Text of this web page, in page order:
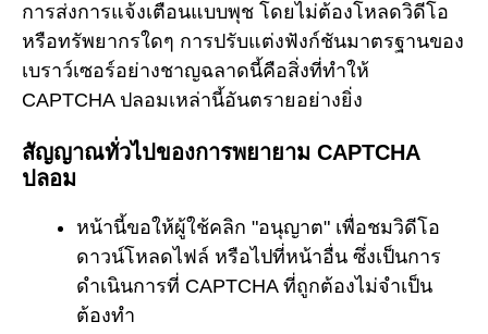
การส่งการแจ้งเตือนแบบพุช โดยไม่ต้องโหลดวิดีโอ
หรือทรัพยากรใดๆ การปรับแต่งฟังก์ชันมาตรฐานของ
เบราว์เซอร์อย่างชาญฉลาดนี้คือสิ่งที่ทำให้
CAPTCHA ปลอมเหล่านี้อันตรายอย่างยิ่ง
สัญญาณทั่วไปของการพยายาม CAPTCHA
ปลอม
หน้านี้ขอให้ผู้ใช้คลิก "อนุญาต" เพื่อชมวิดีโอ
ดาวน์โหลดไฟล์ หรือไปที่หน้าอื่น ซึ่งเป็นการ
ดำเนินการที่ CAPTCHA ที่ถูกต้องไม่จำเป็น
ต้องทำ